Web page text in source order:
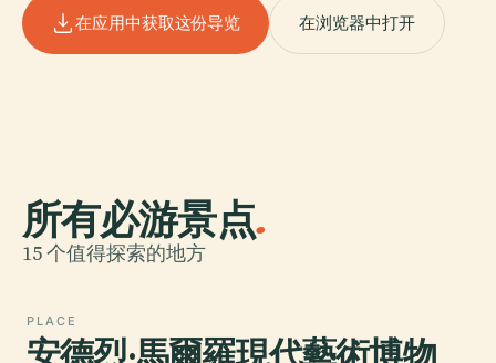
在应用中获取这份导览 在浏览器中打开
所有必游景点.
15 个值得探索的地方
PLACE
安德烈·馬爾羅現代藝術博物